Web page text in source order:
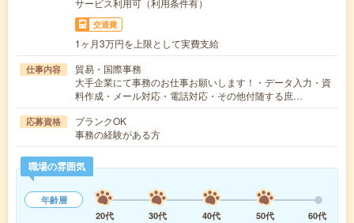
サービス利用可（利用条件有）
交通費
1ヶ月3万円を上限として実費支給
仕事内容
貿易・国際事務
大手企業にて事務のお仕事お願いします！・データ入力・資
料作成・メール対応・電話対応・その他付随する庶…
応募資格
ブランクOK
事務の経験がある方
職場の雰囲気
年齢層
20代
30代 40代 50代
60代